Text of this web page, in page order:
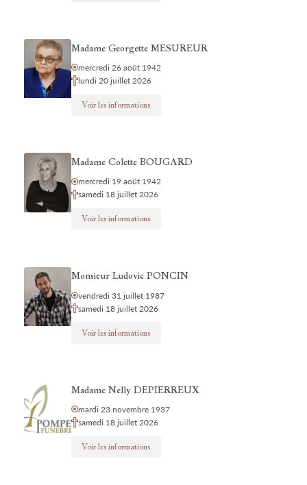
Madame Georgette MESUREUR
mercredi 26 août 1942
lundi 20 juillet 2026
Voir les informations
Madame Colette BOUGARD
mercredi 19 août 1942
samedi 18 juillet 2026
Voir les informations
Monsieur Ludovic PONCIN
vendredi 31 juillet 1987
samedi 18 juillet 2026
Voir les informations
Madame Nelly DEPIERREUX
mardi 23 novembre 1937
samedi 18 juillet 2026
Voir les informations